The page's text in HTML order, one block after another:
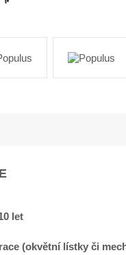
let
(okvětní lístky či